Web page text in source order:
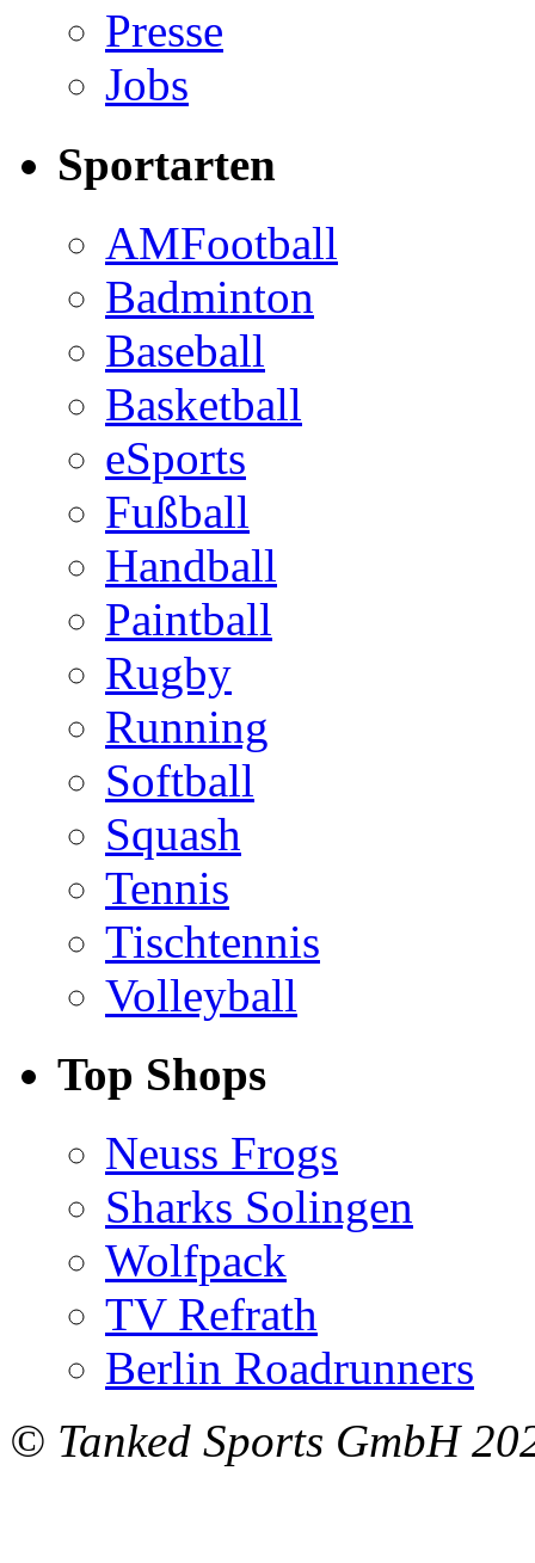
Presse
Jobs
Sportarten
AMFootball
Badminton
Baseball
Basketball
eSports
Fußball
Handball
Paintball
Rugby
Running
Softball
Squash
Tennis
Tischtennis
Volleyball
Top Shops
Neuss Frogs
Sharks Solingen
Wolfpack
TV Refrath
Berlin Roadrunners
© Tanked Sports GmbH